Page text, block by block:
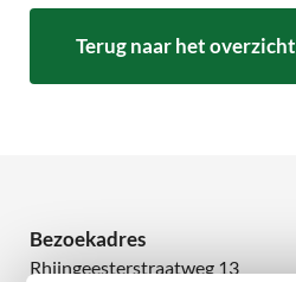
Terug naar het overzicht
Bezoekadres
Rhijngeesterstraatweg 13